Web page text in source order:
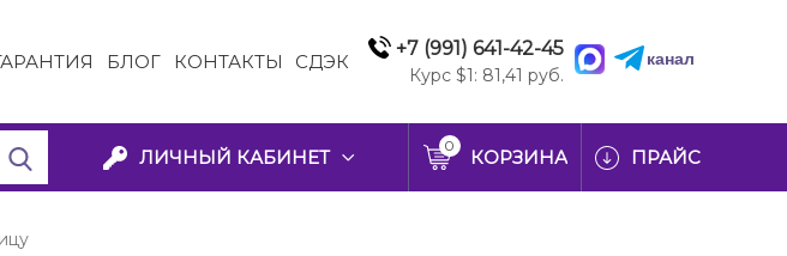
БЛОГ КОНТАКТЫ СДЭК
+7 (991) 641-42-45
Курс $1: 81,41 руб.
канал
ЛИЧНЫЙ КАБИНЕТ
0
КОРЗИНА ПРАЙС